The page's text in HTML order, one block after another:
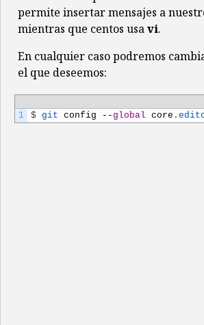
permite insertar mensajes a
mientras que centos usavi.
En cualquier caso podremos
el que deseemos:
1 $ git config -- global core .